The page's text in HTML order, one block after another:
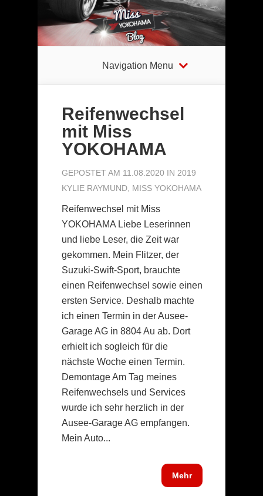
Navigation Menu
Reifenwechsel
mit Miss
YOKOHAMA
GEPOSTET AM 11.08.2020 IN 2019
KYLIE RAYMUND MISS YOKOHAMA
Reifenwechsel mit Miss
YOKOHAMA Liebe Leserinnen
und liebe Leser, die Zeit war
gekommen. Mein Flitzer, der
Suzuki-Swift-Sport, brauchte
einen Reifenwechsel sowie einen
ersten Service. Deshalb machte
ich einen Termin in der Ausee-
Garage AG in 8804 Au ab. Dort
erhielt ich sogleich für die
nächste Woche einen Termin.
Demontage Am Tag meines
Reifenwechsels und Services
wurde ich sehr herzlich in der
Ausee-Garage AG empfangen.
Mein Auto...
Mehr